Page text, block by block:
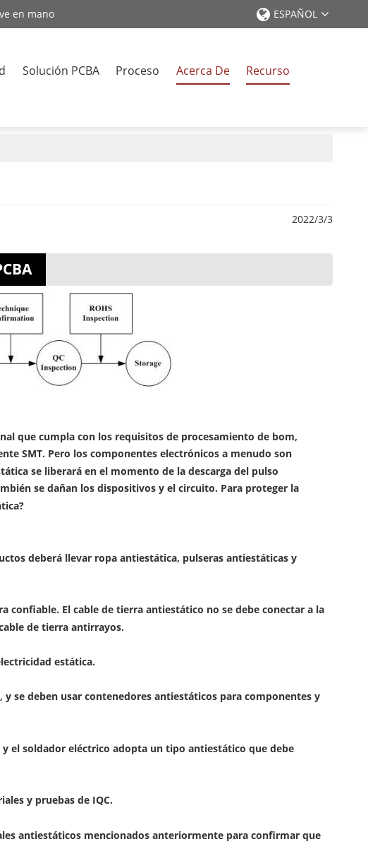
en mano ESPAÑOL
Solución PCBA Proceso Acerca De
Recurso
2022/3/3
que cumpla con los requisitos de procesamiento de bom,
SMT. Pero los componentes electrónicos a menudo son
se liberará en el momento de la descarga del pulso
se dañan los dispositivos y el circuito. Para proteger la
deberá llevar ropa antiestática, pulseras antiestáticas y
El cable de tierra antiestático no se debe conectar a la
de tierra antirrayos.
estática.
se deben usar contenedores antiestáticos para componentes y
el soldador eléctrico adopta un tipo antiestático que debe
y pruebas de IQC.
antiestáticos mencionados anteriormente para confirmar que